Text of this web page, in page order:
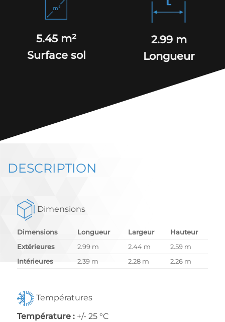
5.45 m²
Surface sol
2.99 m
Longueur
DESCRIPTION
Dimensions
Dimensions Longueur Largeur
Hauteur
Extérieures
2.99 m 2.44 m
2.59 m
Intérieures
2.39 m 2.28 m 2.26 m
Températures
Température :+/- 25 °C